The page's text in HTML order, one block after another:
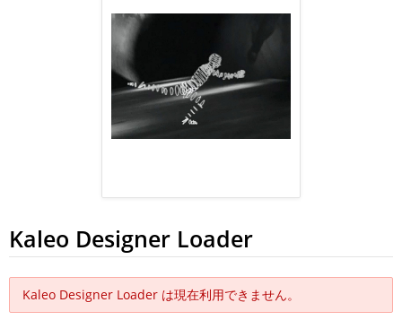
Kaleo Designer Loader
Kaleo Designer Loader は現在利用できません。